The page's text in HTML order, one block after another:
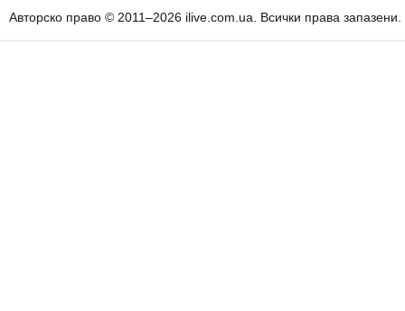
Авторско право © 2011–2026 ilive.com.ua. Всички права запазени.